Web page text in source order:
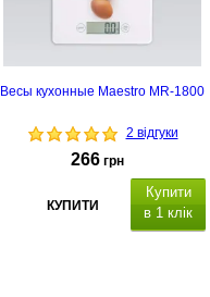
Весы кухонные Maestro MR-1800
2 відгуки
266 грн
КУПИТИ
Купити
в 1 клік